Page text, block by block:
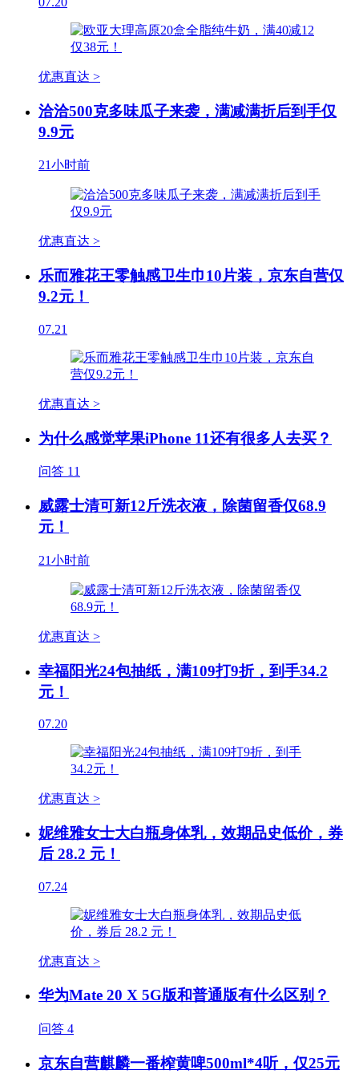
优惠直达 >
洽洽500克多味瓜子来袭，满减满折后到手仅
9.9元
21小时前
优惠直达 >
乐而雅花王零触感卫生巾10片装，京东自营仅
9.2元！
07.21
优惠直达 >
为什么感觉苹果iPhone 11还有很多人去买？
问答 11
威露士清可新12斤洗衣液，除菌留香仅68.9
元！
21小时前
优惠直达 >
幸福阳光24包抽纸，满109打9折，到手34.2
元！
07.20
优惠直达 >
妮维雅女士大白瓶身体乳，效期品史低价，券
后 28.2 元！
07.24
优惠直达 >
华为Mate 20 X 5G版和普通版有什么区别？
问答 4
京东自营麒麟一番榨黄啤500ml*4听，仅25元